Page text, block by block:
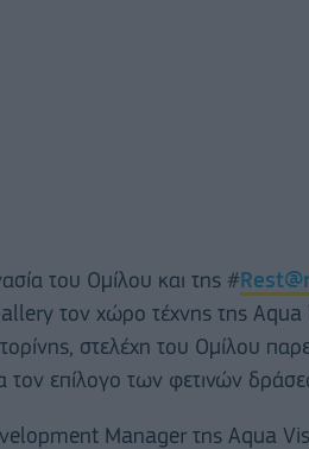
του Ομίλου και της #
τον χώρο τέχνης της
στελέχη του Ομίλου
επίλογο των φετινών
Manager της Aqua